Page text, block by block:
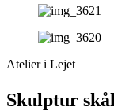
Atelier i Lejet
Skulptur